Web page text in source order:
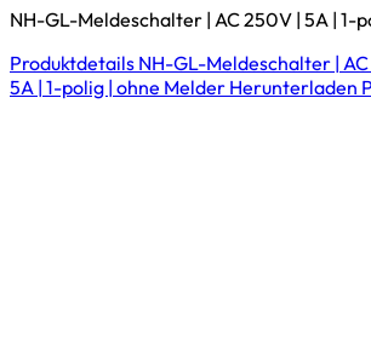
NH-GL-Meldeschalter | AC 250V | 5A | 1-
Produktdetails NH-GL-Meldeschalter |
5A | 1-polig | ohne Melder Herunterladen